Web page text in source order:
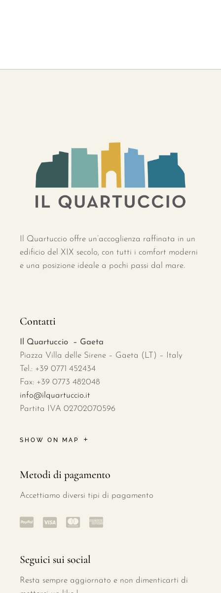
Il Quartuccio offre un’accoglienza raffinata in un
edificio del XIX secolo, con tutti i comfort moderni
e una posizione ideale a pochi passi dal mare.
Contatti
Il Quartuccio – Gaeta
Piazza Villa delle Sirene – Gaeta (LT) – Italy
Tel.: +39 0771 452434
Fax: +39 0773 482048
info@ilquartuccio.it
Partita IVA 02702070596
SHOW ON MAP
Metodi di pagamento
Accettiamo diversi tipi di pagamento
Seguici sui social
Resta sempre aggiornato e non dimenticarti di